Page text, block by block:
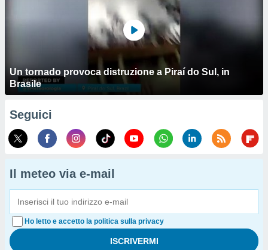
Un tornado provoca distruzione a Piraí do Sul, in
Brasile
Seguici
Il meteo via e-mail
Ho letto e accetto la politica sulla privacy